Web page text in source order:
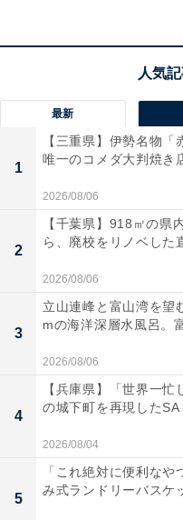
所在地：佐賀県嬉野市嬉
崎自動車道 嬉野ICより車
料金
大人1名（参考価格）：2
※料金は公式Webサイト
※プラン・部屋により価
チェックイン・チェッ
チェックイン：15:00
チェックアウト：10:30
※プランにより時間が
【嬉野温
敷島」は心
最新
1
【三重県】伊勢名物
唯一のコメダ大判焼き
2026/08/06
2
【千葉県】918㎡の県
ら、廃校をリノベした
2026/08/06
3
立山連峰と富山湾を望
mの海洋深層水風呂。
2026/08/06
4
【兵庫県】「世界一
の城下町を再現したSA
2026/08/04
5
「これ絶対に便利な
み式ランドリーバスケ